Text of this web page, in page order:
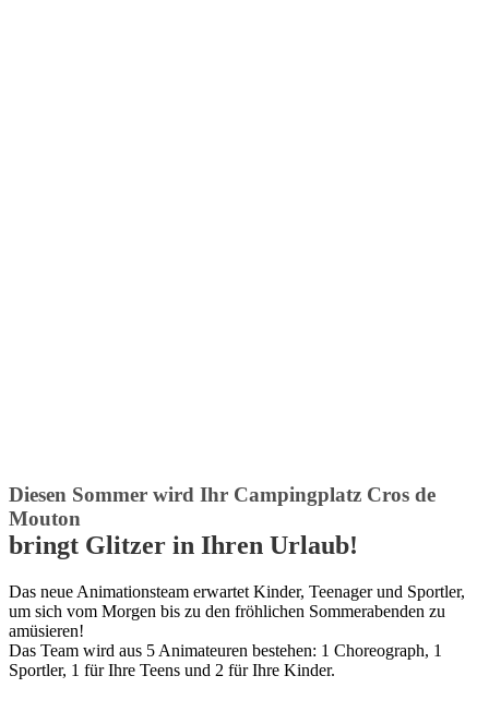
Diesen Sommer wird Ihr Campingplatz Cros de
Mouton
bringt Glitzer in Ihren Urlaub!
Das neue Animationsteam erwartet Kinder, Teenager und Sportler,
um sich vom Morgen bis zu den fröhlichen Sommerabenden zu
amüsieren!
Das Team wird aus 5 Animateuren bestehen: 1 Choreograph, 1
Sportler, 1 für Ihre Teens und 2 für Ihre Kinder.